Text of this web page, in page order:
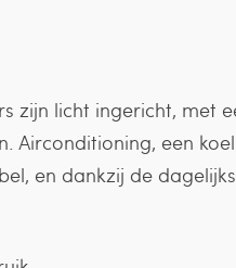
zijn licht ingericht, met
Airconditioning, een
en dankzij de